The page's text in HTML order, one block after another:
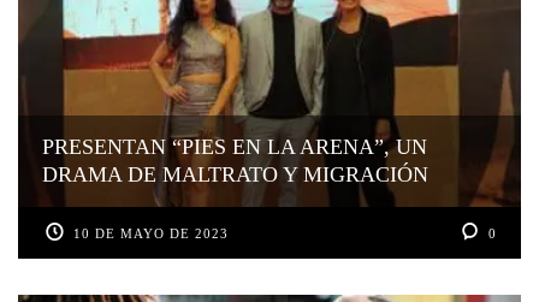
PRESENTAN “PIES EN LA ARENA”, UN
DRAMA DE MALTRATO Y MIGRACIÓN
10 DE MAYO DE 2023 0